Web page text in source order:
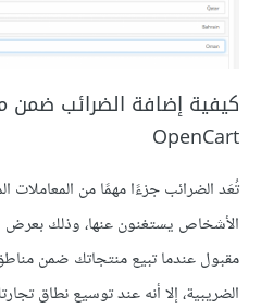
كيفية إضافة الضرائب ضمن
OpenCart
تُعَد الضرائب جزءًا مهمًا من المعاملات
الأشخاص يستغنون عنها، وذلك بعرض
مقبول عندما تبيع منتجاتك ضمن
الضريبية، إلا أنه عند توسيع نطاق